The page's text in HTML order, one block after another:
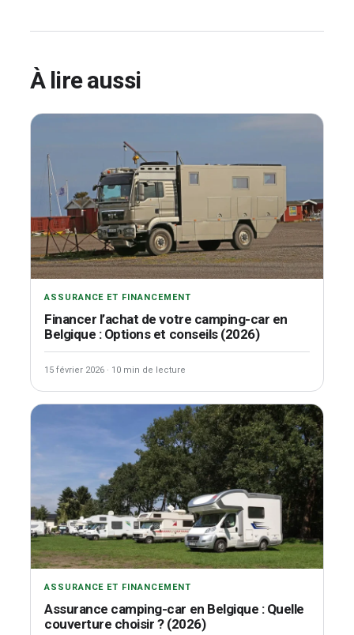
À lire aussi
ASSURANCE ET FINANCEMENT
Financer l’achat de votre camping-car en
Belgique : Options et conseils (2026)
15 février 2026 · 10 min de lecture
ASSURANCE ET FINANCEMENT
Assurance camping-car en Belgique : Quelle
couverture choisir ? (2026)